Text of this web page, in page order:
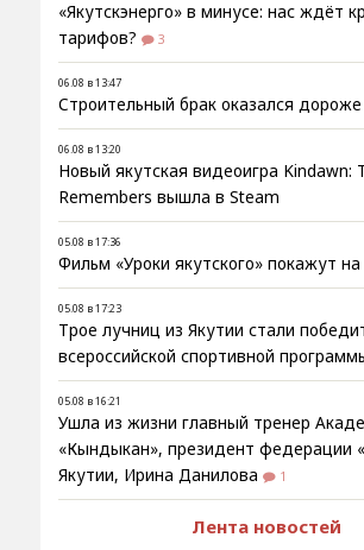
«Якутскэнерго» в минусе: нас ждёт
тарифов?
3
06.08 в 13:47
Строительный брак оказался
06.08 в 13:20
Новый якутская видеоигра Kindawn:
Remembers вышла в Steam
05.08 в 17:36
Фильм «Уроки якутского» покажут
05.08 в 17:23
Трое лучниц из Якутии стали
всероссийской спортивной
05.08 в 16:21
Ушла из жизни главный тренер
«Кындыкан», президент федерации
Якутии, Ирина Данилова
1
Лента новостей